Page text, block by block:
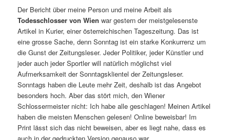
Der Bericht über meine Person und meine Arbeit als
Todesschlosser von Wien war gestern der meistgelesenste
Artikel in Kurier, einer österreichischen Tageszeitung. Das ist
eine grosse Sache, denn Sonntag ist ein starke Konkurrenz um
die Gunst der Zeitungsleser. Jeder Politiker, jeder Künstler und
jeder auch jeder Sportler will natürlich möglichst viel
Aufmerksamkeit der Sonntagsklientel der Zeitungsleser.
Sonntags haben die Leute mehr Zeit, deshalb ist das Angebot
besonders hoch. Aber das stört mich, den Wiener
Schlossermeister nicht: Ich habe alle geschlagen! Meinen Artikel
haben die meisten Menschen gelesen! Online beweisbar! Im
Print lässt sich das nicht beweisen, aber es liegt nahe, dass es